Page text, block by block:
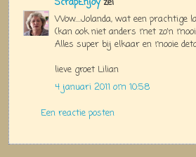
Wow....Jolanda, wat een prachtige
(kan ook niet anders met zo'n
Alles super bij elkaar en mooie
lieve groet Lilian
4 januari 2011 om 10:58
Een reactie posten